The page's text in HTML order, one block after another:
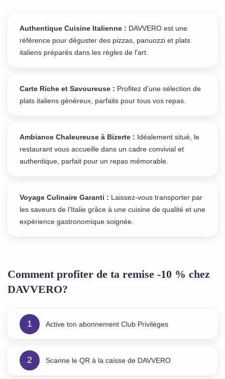
Authentique Cuisine Italienne : DAVVERO est une
référence pour déguster des pizzas, panuozzi et plats
italiens préparés dans les règles de l'art.
Carte Riche et Savoureuse : Profitez d'une sélection de
plats italiens généreux, parfaits pour tous vos repas.
Ambiance Chaleureuse à Bizerte : Idéalement situé, le
restaurant vous accueille dans un cadre convivial et
authentique, parfait pour un repas mémorable.
Voyage Culinaire Garanti : Laissez-vous transporter par
les saveurs de l'Italie grâce à une cuisine de qualité et une
expérience gastronomique soignée.
Comment profiter de ta remise -10 % chez
DAVVERO?
1 Active ton abonnement Club Privilèges
2 Scanne le QR à la caisse de DAVVERO